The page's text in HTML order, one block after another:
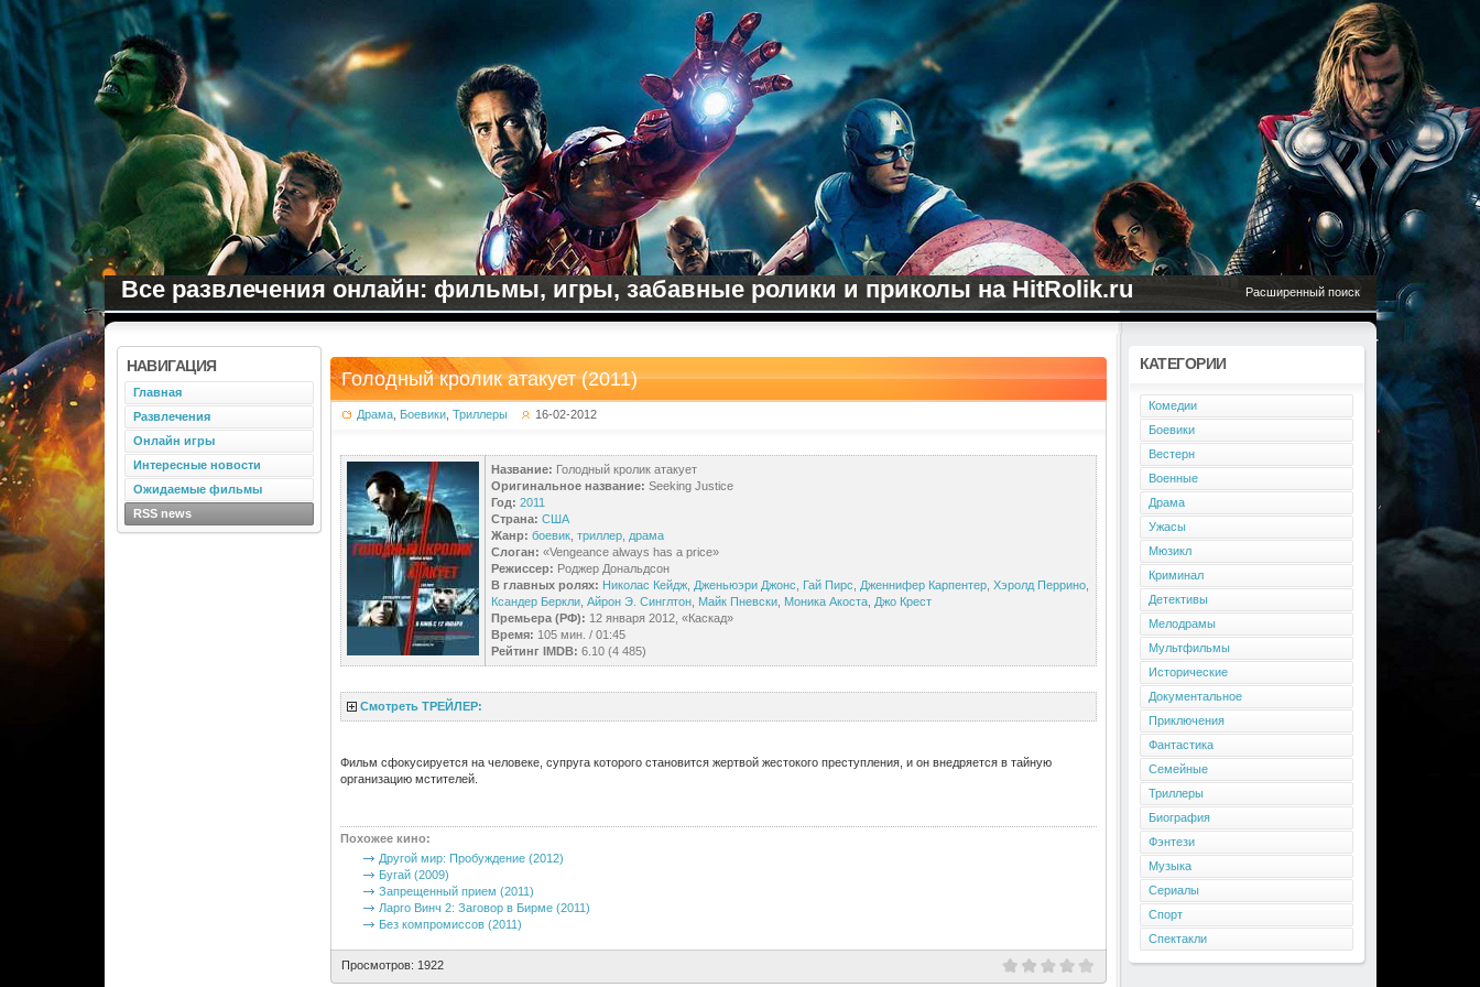
Расширенный поиск
Все развлечения онлайн: фильмы, игры, забавные ролики и приколы на HitRolik.ru
Голодный кролик атакует (2011)
Драма, Боевики, Триллеры 16-02-2012
Название: Голодный кролик атакует
Оригинальное название: Seeking Justice
Год: 2011
Страна: США
Жанр: боевик, триллер, драма
Слоган: «Vengeance always has a price»
Режиссер: Роджер Дональдсон
В главных ролях: Николас Кейдж, Дженьюэри Джонс Гай Пирс Дженнифер Карпентер, Хэролд Перрино,
Ксандер Беркли, Айрон Э. Синглтон, Майк Пневски, Моника Акоста, Джо Крест
Премьера (РФ): 12 января 2012, «Каскад»
Время: 105 мин. / 01:45
Рейтинг IMDB: 6.10 (4 485)
Смотреть ТРЕЙЛЕР:
Фильм сфокусируется на человеке, супруга которого становится жертвой жестокого преступления, и он внедряется в тайную
организацию мстителей.
Похожее кино:
Другой мир: Пробуждение (2012)
Бугай (2009)
Запрещенный прием (2011)
Ларго Винч 2: Заговор в Бирме (2011)
Без компромиссов (2011)
Просмотров: 1922
КАТЕГОРИИ
Комедии
Боевики
Вестерн
Военные
Драма
Ужасы
Мюзикл
Криминал
Детективы
Мелодрамы
Мультфильмы
Исторические
Документальное
Приключения
Фантастика
Семейные
Триллеры
Биография
Фэнтези
Музыка
Сериалы
Спорт
Спектакли
НАВИГАЦИЯ
Главная
Развлечения
Онлайн игры
Интересные новости
Ожидаемые фильмы
RSS news